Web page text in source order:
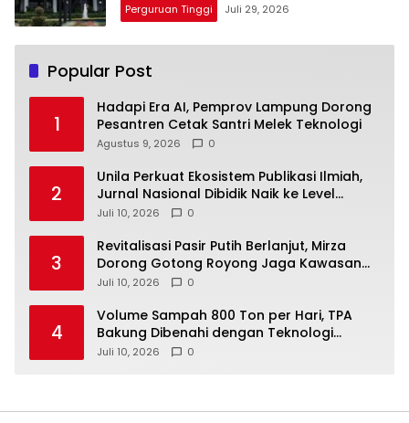
Perguruan Tinggi Juli 29, 2026
Popular Post
1
Hadapi Era AI, Pemprov Lampung Dorong
Pesantren Cetak Santri Melek Teknologi
Agustus 9, 2026 0
2
Unila Perkuat Ekosistem Publikasi Ilmiah,
Jurnal Nasional Dibidik Naik ke Level
Internasional
Juli 10, 2026 0
3
Revitalisasi Pasir Putih Berlanjut, Mirza
Dorong Gotong Royong Jaga Kawasan
Wisata
Juli 10, 2026 0
4
Volume Sampah 800 Ton per Hari, TPA
Bakung Dibenahi dengan Teknologi
Ramah Lingkungan
Juli 10, 2026 0